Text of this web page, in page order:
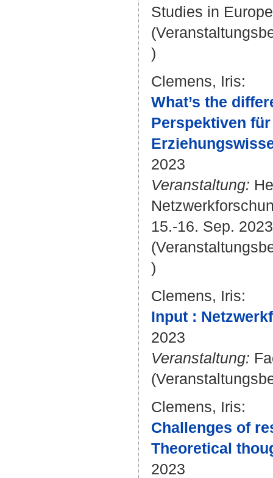
Studies in
)
Clemens, Iris:
What’s the
Perspektiven
2023
Veranstaltung:
15.-16. Sep.
)
Clemens, Iris:
Input :
2023
Veranstaltung:
Clemens, Iris:
Challenges of
Theoretical
2023